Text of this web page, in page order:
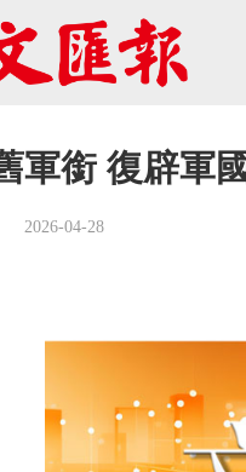
軍銜 復辟軍
2026-04-28